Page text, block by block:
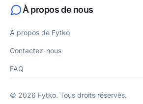
À propos de nous
À propos de Fytko
Contactez-nous
FAQ
© 2026 Fytko. Tous droits réservés.